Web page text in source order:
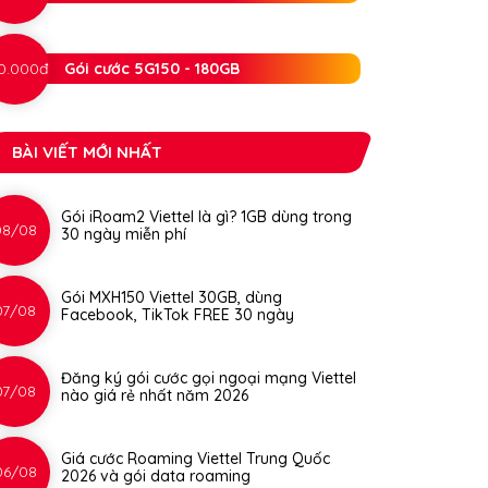
Gói cước 5G150 - 180GB
BÀI VIẾT MỚI NHẤT
08
Gói iRoam2 Viettel là gì? 1GB dùng trong
30 ngày miễn phí
08
Gói MXH150 Viettel 30GB, dùng
Facebook, TikTok FREE 30 ngày
08
Đăng ký gói cước gọi ngoại mạng Viettel
nào giá rẻ nhất năm 2026
08
Giá cước Roaming Viettel Trung Quốc
2026 và gói data roaming